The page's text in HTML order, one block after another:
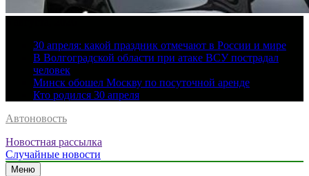
30 апреля: какой праздник отмечают в России и мире
В Волгоградской области при атаке ВСУ пострадал
человек
Минск обошел Москву по посуточной аренде
Кто родился 30 апреля
Автоновость
Новостная рассылка
Случайные новости
Меню